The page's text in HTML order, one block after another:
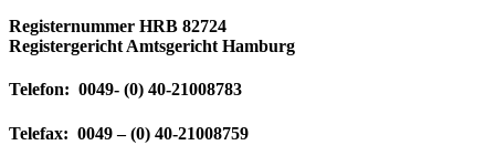
Registernummer HRB 82724
Registergericht Amtsgericht Hamburg
Telefon: 0049- (0) 40-21008783
Telefax: 0049 – (0) 40-21008759